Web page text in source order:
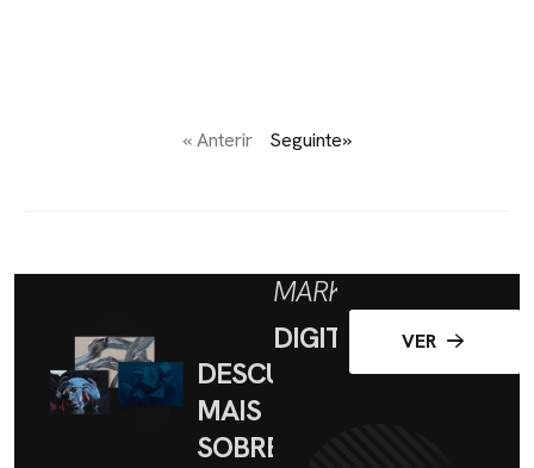
« Anterir Seguinte»
DESCUBRA
MAIS
SOBRE
MARKETING
DIGITAL
VER